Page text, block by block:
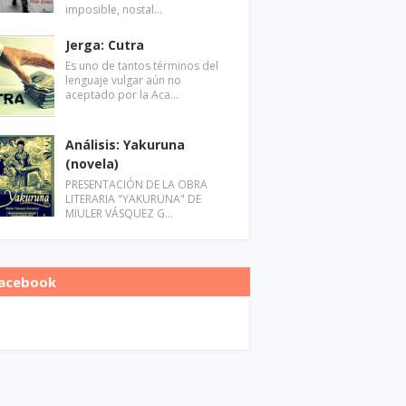
imposible, nostal…
Jerga: Cutra
Es uno de tantos términos del
lenguaje vulgar aún no
aceptado por la Aca…
Análisis: Yakuruna
(novela)
PRESENTACIÓN DE LA OBRA
LITERARIA "YAKURUNA" DE
MIULER VÁSQUEZ G…